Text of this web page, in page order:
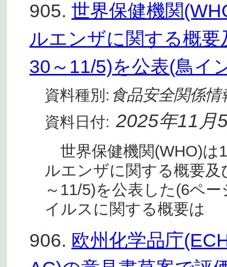
905. 世界保健機関
ルエンザに関する概
30～11/5)を公表(鳥イ
資料種別: 食品安全関係情
資料日付: 2025年11月
世界保健機関(WHO)は
ルエンザに関する概要
～11/5)を公表した(6ペ
イルスに関する概要は
906. 欧州化学品庁